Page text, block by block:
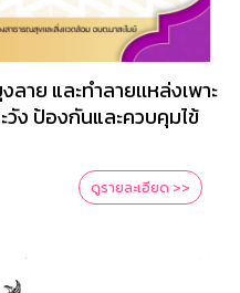
าย และทำลายเเหล่งเพาะ
วัง ป้องกันและควบคุมไข้
ดูรายละเอียด >>